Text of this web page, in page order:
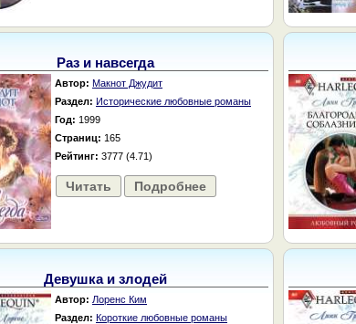
Раз и навсегда
Автор: Макнот Джудит
Раздел: Исторические любовные романы
Год: 1999
Страниц: 165
Рейтинг: 3777 (4.71)
Читать Подробнее
Девушка и злодей
Автор: Лоренс Ким
Раздел: Короткие любовные романы